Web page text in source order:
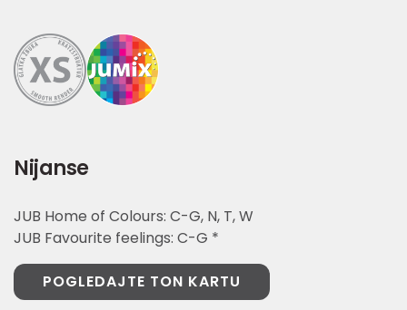
Nijanse
JUB Home of Colours: C-G, N, T, W
JUB Favourite feelings: C-G *
POGLEDAJTE TON KARTU